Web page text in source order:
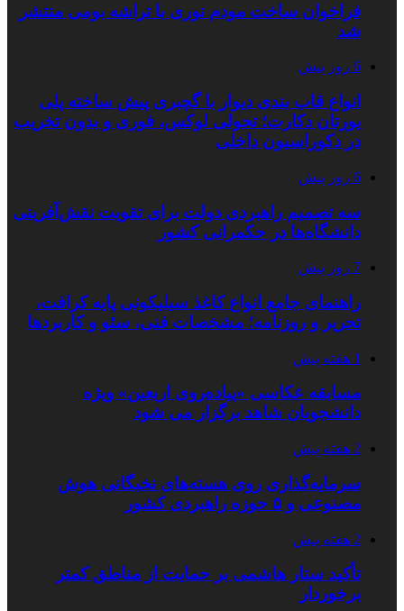
فراخوان ساخت مودم نوری با تراشه بومی منتشر
شد
6 روز پیش
انواع قاب بندی دیوار با گچبری پیش ساخته پلی
یورتان دکارت؛ تحولی لوکس، فوری و بدون تخریب
در دکوراسیون داخلی
6 روز پیش
سه تصمیم راهبردی دولت برای تقویت نقش‌آفرینی
دانشگاه‌ها در حکمرانی کشور
7 روز پیش
راهنمای جامع انواع کاغذ سیلیکونی پایه کرافت،
تحریر و روزنامه؛ مشخصات فنی، سئو و کاربردها
1 هفته پیش
مسابقه عکاسی «پیاده‌روی اربعین» ویژه
دانشجویان شاهد برگزار می شود
2 هفته پیش
سرمایه‌گذاری روی هسته‌های نخبگانی هوش
مصنوعی و ۵ حوزه راهبردی کشور
2 هفته پیش
تأکید ستار هاشمی بر حمایت از مناطق کمتر
برخوردار